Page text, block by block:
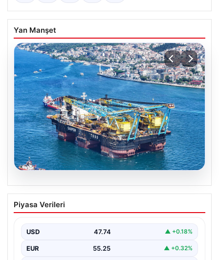
Yan Manşet
İstanbul Boğazı’ndan Dev Bir Molar
Geçti: Köprülerin Altından Geçiş İçin
İstanbul Boğazı, dün büyük bir denizcilik etkinliğine
Piyasa Verileri
USD 47.74 ▲ +0.18%
EUR 55.25 ▲ +0.32%